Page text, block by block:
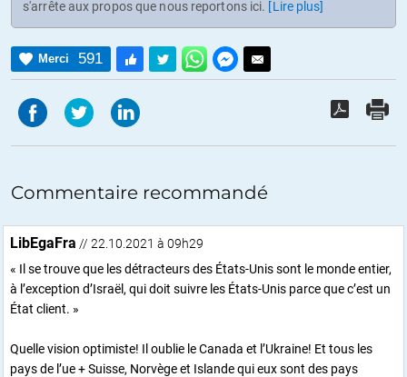
s'arrête aux propos que nous reportons ici. [Lire plus]
Merci 591
Commentaire recommandé
LibEgaFra // 22.10.2021 à 09h29
« Il se trouve que les détracteurs des États-Unis sont le monde entier,
à l’exception d’Israël, qui doit suivre les États-Unis parce que c’est un
État client. »
Quelle vision optimiste! Il oublie le Canada et l’Ukraine! Et tous les
pays de l’ue + Suisse, Norvège et Islande qui eux sont des pays